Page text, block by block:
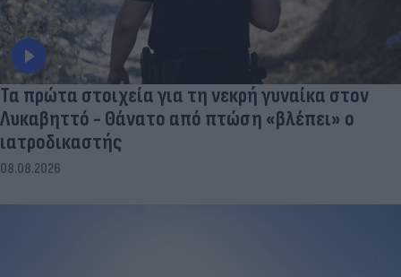
Τα πρώτα στοιχεία για τη νεκρή γυναίκα στον
Λυκαβηττό - Θάνατο από πτώση «βλέπει» ο
ιατροδικαστής
08.08.2026